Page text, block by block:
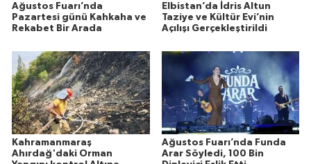
Ağustos Fuarı’nda
Pazartesi günü Kahkaha ve
Rekabet Bir Arada
Elbistan’da İdris Altun
Taziye ve Kültür Evi’nin
Açılışı Gerçekleştirildi
Kahramanmaraş
Ahırdağ'daki Orman
Ağustos Fuarı’nda Funda
Arar Söyledi, 100 Bin